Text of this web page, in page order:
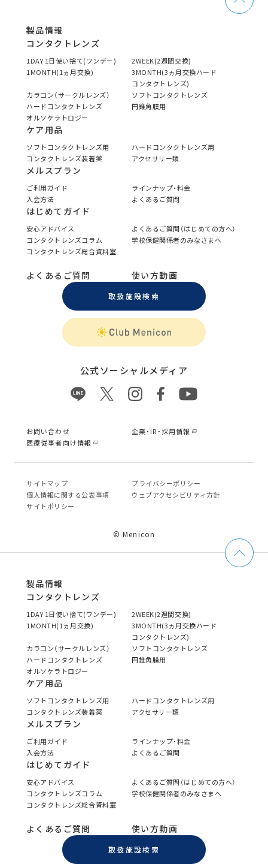
製品情報
コンタクトレンズ
1DAY 1日使い捨て(ワンデー)
2WEEK(2週間交換)
1MONTH(1ヵ月交換)
3MONTH(3ヵ月交換ハード
コンタクトレンズ)
カラコン（サークルレンズ）
ソフトコンタクトレンズ
ハードコンタクトレンズ
円錐角膜用
オルソケラトロジー
ケア用品
ソフトコンタクトレンズ用
ハードコンタクトレンズ用
コンタクトレンズ装着薬
アクセサリー類
メルスプラン
ご利用ガイド
ラインナップ・料金
入会方法
よくあるご質問
はじめてガイド
安心アドバイス
よくあるご質問（はじめての方へ）
コンタクトレンズコラム
学校保健関係者のみなさまへ
コンタクトレンズ総合資料室
よくあるご質問 使い方動画
取扱施設検索
公式ソーシャルメディア
お問い合わせ
企業・IR・採用情報
医療従事者向け情報
サイトマップ
プライバシーポリシー
個⼈情報に関する公表事項
ウェブアクセシビリティ方針
サイトポリシー
© Menicon
製品情報
コンタクトレンズ
1DAY 1日使い捨て(ワンデー)
2WEEK(2週間交換)
1MONTH(1ヵ月交換)
3MONTH(3ヵ月交換ハード
コンタクトレンズ)
カラコン（サークルレンズ）
ソフトコンタクトレンズ
ハードコンタクトレンズ
円錐角膜用
オルソケラトロジー
ケア用品
ソフトコンタクトレンズ用
ハードコンタクトレンズ用
コンタクトレンズ装着薬
アクセサリー類
メルスプラン
ご利用ガイド
ラインナップ・料金
入会方法
よくあるご質問
はじめてガイド
安心アドバイス
よくあるご質問（はじめての方へ）
コンタクトレンズコラム
学校保健関係者のみなさまへ
コンタクトレンズ総合資料室
よくあるご質問 使い方動画
取扱施設検索